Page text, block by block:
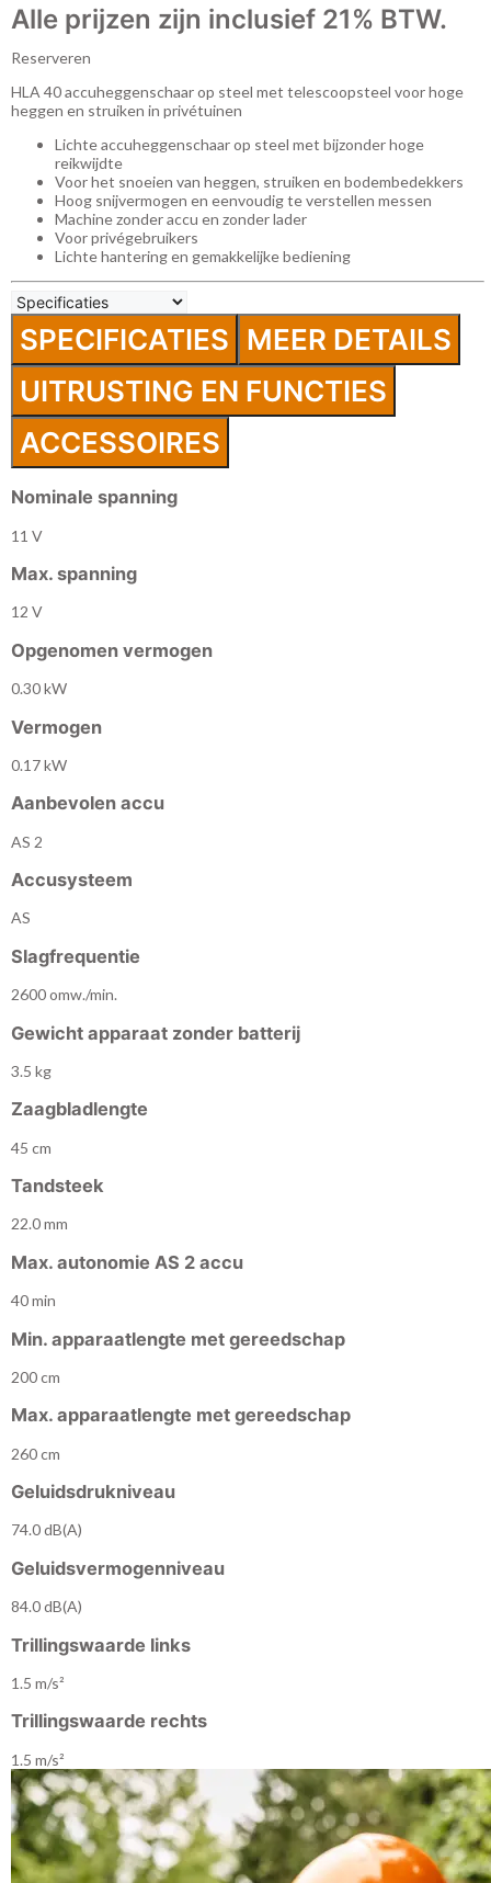
Alle prijzen zijn inclusief 21% BTW.
Reserveren
HLA 40 accuheggenschaar op steel met telescoopsteel voor hoge
heggen en struiken in privétuinen
Lichte accuheggenschaar op steel met bijzonder hoge
reikwijdte
Voor het snoeien van heggen, struiken en bodembedekkers
Hoog snijvermogen en eenvoudig te verstellen messen
Machine zonder accu en zonder lader
Voor privégebruikers
Lichte hantering en gemakkelijke bediening
SPECIFICATIES MEER DETAILS
UITRUSTING EN FUNCTIES
ACCESSOIRES
Nominale spanning
11 V
Max. spanning
12 V
Opgenomen vermogen
0.30 kW
Vermogen
0.17 kW
Aanbevolen accu
AS 2
Accusysteem
AS
Slagfrequentie
2600 omw./min.
Gewicht apparaat zonder batterij
3.5 kg
Zaagbladlengte
45 cm
Tandsteek
22.0 mm
Max. autonomie AS 2 accu
40 min
Min. apparaatlengte met gereedschap
200 cm
Max. apparaatlengte met gereedschap
260 cm
Geluidsdrukniveau
74.0 dB(A)
Geluidsvermogenniveau
84.0 dB(A)
Trillingswaarde links
1.5 m/s²
Trillingswaarde rechts
1.5 m/s²